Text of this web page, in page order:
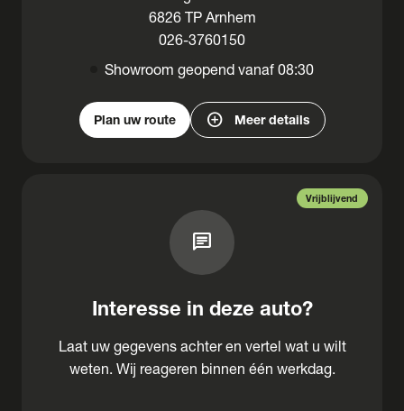
6826 TP Arnhem
026-3760150
Showroom geopend vanaf 08:30
Plan uw route add_circle Meer details
Vrijblijvend
chat
Interesse in deze auto?
Laat uw gegevens achter en vertel wat u wilt
weten. Wij reageren binnen één werkdag.